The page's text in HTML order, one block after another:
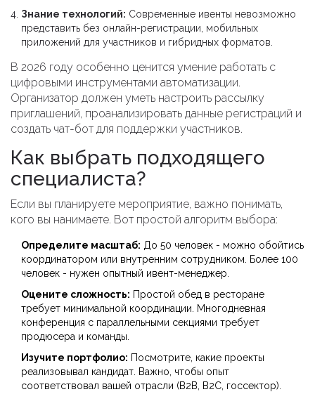
Знание технологий: Современные ивенты невозможно
представить без онлайн-регистрации, мобильных
приложений для участников и гибридных форматов.
В 2026 году особенно ценится умение работать с
цифровыми инструментами автоматизации.
Организатор должен уметь настроить рассылку
приглашений, проанализировать данные регистраций и
создать чат-бот для поддержки участников.
Как выбрать подходящего
специалиста?
Если вы планируете мероприятие, важно понимать,
кого вы нанимаете. Вот простой алгоритм выбора:
Определите масштаб: До 50 человек - можно обойтись
координатором или внутренним сотрудником. Более 100
человек - нужен опытный ивент-менеджер.
Оцените сложность: Простой обед в ресторане
требует минимальной координации. Многодневная
конференция с параллельными секциями требует
продюсера и команды.
Изучите портфолио: Посмотрите, какие проекты
реализовывал кандидат. Важно, чтобы опыт
соответствовал вашей отрасли (B2B, B2C, госсектор).